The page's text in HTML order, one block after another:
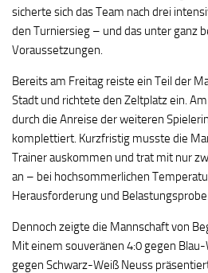
sicherte sich das Team nach drei
den Turniersieg – und das unter ganz
Voraussetzungen.
Bereits am Freitag reiste ein Teil der
Stadt und richtete den Zeltplatz ein.
durch die Anreise der weiteren
komplettiert. Kurzfristig musste die
Trainer auskommen und trat mit nur
an – bei hochsommerlichen
Herausforderung und Belastungsprobe.
Dennoch zeigte die Mannschaft von
Mit einem souveränen 4:0 gegen
gegen Schwarz-Weiß Neuss